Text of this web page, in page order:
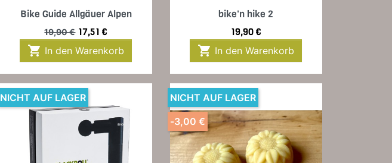
 Vorschau
Bike Guide Allgäuer Alpen
Verkaufspreis
19,90 € Preis
17,51 €
 In den Warenkorb
 Vorschau
bike'n hike 2
Preis
19,90 €
 In den Warenkorb
NICHT AUF LAGER
NICHT AUF LAGER
-3,00 €